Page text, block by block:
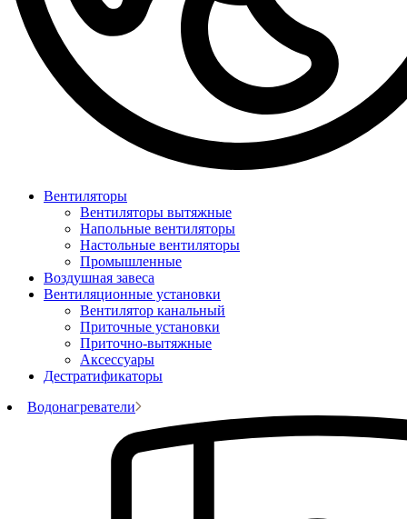
Вентиляторы
Вентиляторы вытяжные
Напольные вентиляторы
Настольные вентиляторы
Промышленные
Воздушная завеса
Вентиляционные установки
Вентилятор канальный
Приточные установки
Приточно-вытяжные
Аксессуары
Дестратификаторы
Водонагреватели